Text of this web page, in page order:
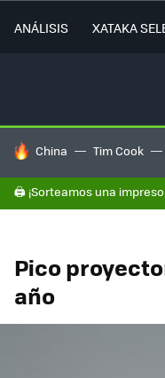
ANÁLISIS XATAKA
HOY SE HABLA DE
China Tim Cook
🖨️ ¡Sorteamos una
Pico
año